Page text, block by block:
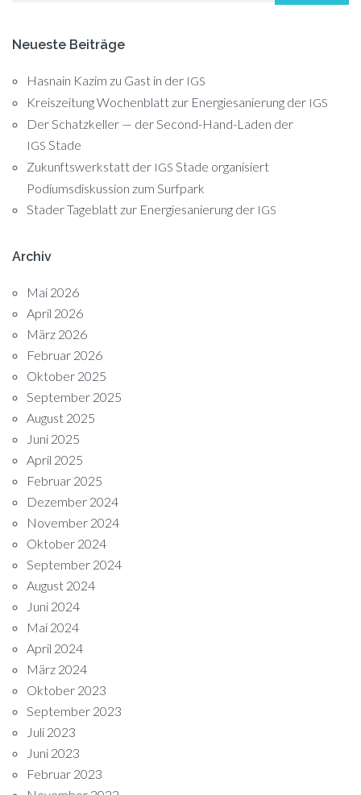
Neueste Beiträge
Hasnain Kazim zu Gast in der IGS
Kreiszeitung Wochenblatt zur Energiesanierung der IGS
Der Schatzkeller — der Second-Hand-Laden der
IGS Stade
Zukunftswerkstatt der IGS Stade organisiert
Podiumsdiskussion zum Surfpark
Stader Tageblatt zur Energiesanierung der IGS
Archiv
Mai 2026
April 2026
März 2026
Februar 2026
Oktober 2025
September 2025
August 2025
Juni 2025
April 2025
Februar 2025
Dezember 2024
November 2024
Oktober 2024
September 2024
August 2024
Juni 2024
Mai 2024
April 2024
März 2024
Oktober 2023
September 2023
Juli 2023
Juni 2023
Februar 2023